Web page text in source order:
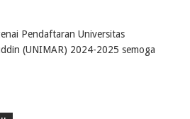
Pendaftaran Universitas
(UNIMAR) 2024-2025 semoga